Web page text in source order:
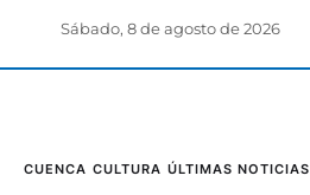
Sábado, 8 de agosto de 2026
CUENCA CULTURA ÚLTIMAS NOTICIAS